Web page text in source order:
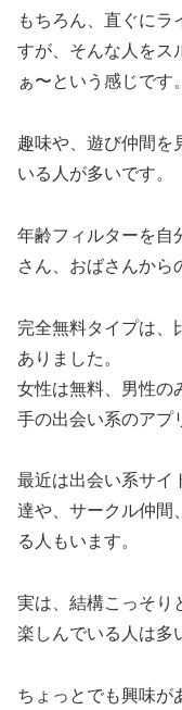
もちろん、直ぐにラ
すが、そんな人をス
ぁ〜という感じです。
趣味や、遊び仲間を
いる人が多いです。
年齢フィルターを自
さん、おばさんから
完全無料タイプは、
ありました。
女性は無料、男性の
手の出会い系のアプ
最近は出会い系サイ
達や、サークル仲間
る人もいます。
実は、結構こっそり
楽しんでいる人は多
ちょっとでも興味が